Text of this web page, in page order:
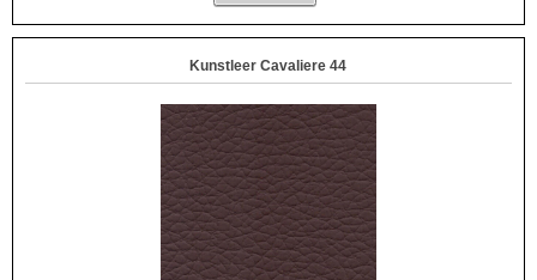
Kunstleer Cavaliere 44